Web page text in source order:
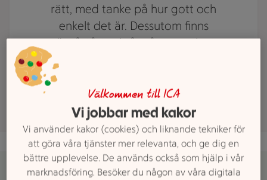
rätt, med tanke på hur gott och
enkelt det är. Dessutom finns
smörgåstårtor i så många varianter
att någon alltid passar. Klassiska
smaker eller modern tappning?
Välkommen till ICA
Vi jobbar med kakor
Vi använder kakor (cookies) och liknande tekniker för
att göra våra tjänster mer relevanta, och ge dig en
bättre upplevelse. De används också som hjälp i vår
marknadsföring. Besöker du någon av våra digitala